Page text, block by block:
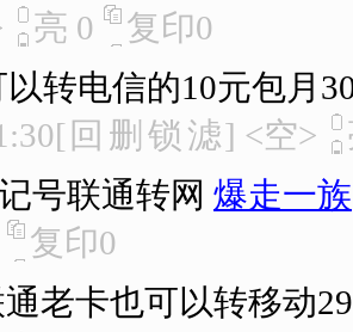
亮 0 复印0
以转电信的10元包月
[ 回 删 锁 滤] <空>
号联通转网 爆走一族
复印0
老卡也可以转移动